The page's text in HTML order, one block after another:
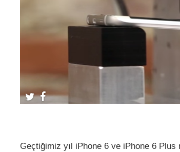
Geçtiğimiz yıl iPhone 6 ve iPhone 6 Plus